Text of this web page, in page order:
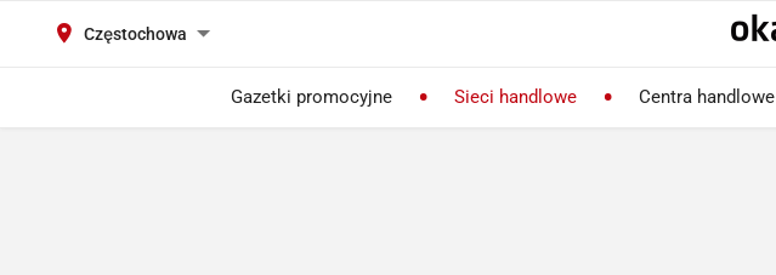
Częstochowa
Gazetki promocyjne Sieci handlowe Centra handlowe